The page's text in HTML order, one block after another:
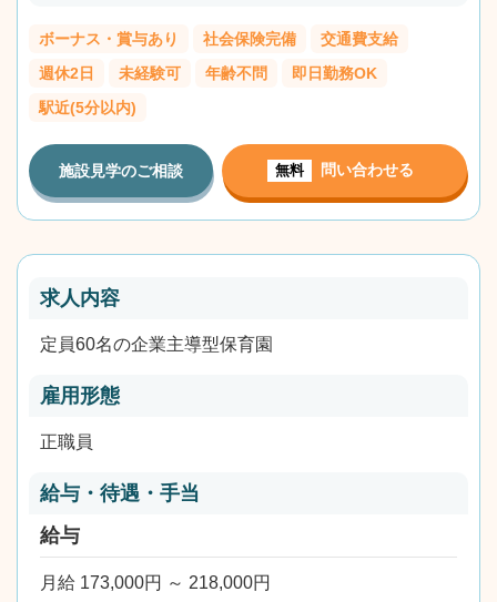
ボーナス・賞与あり 社会保険完備
交通費支給
週休2日
未経験可 年齢不問
即日勤務OK
駅近(5分以内)
施設見学のご相談 無料 問い合わせる
求人内容
定員60名の企業主導型保育園
雇用形態
正職員
給与・待遇・手当
給与
月給 173,000円 ～ 218,000円